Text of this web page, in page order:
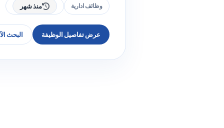
وظائف ادارية منذ شهر
عرض تفاصيل الوظيفة البحث